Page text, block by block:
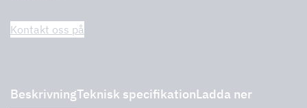
Kontakt oss på
BeskrivningTeknisk specifikationLadda ner